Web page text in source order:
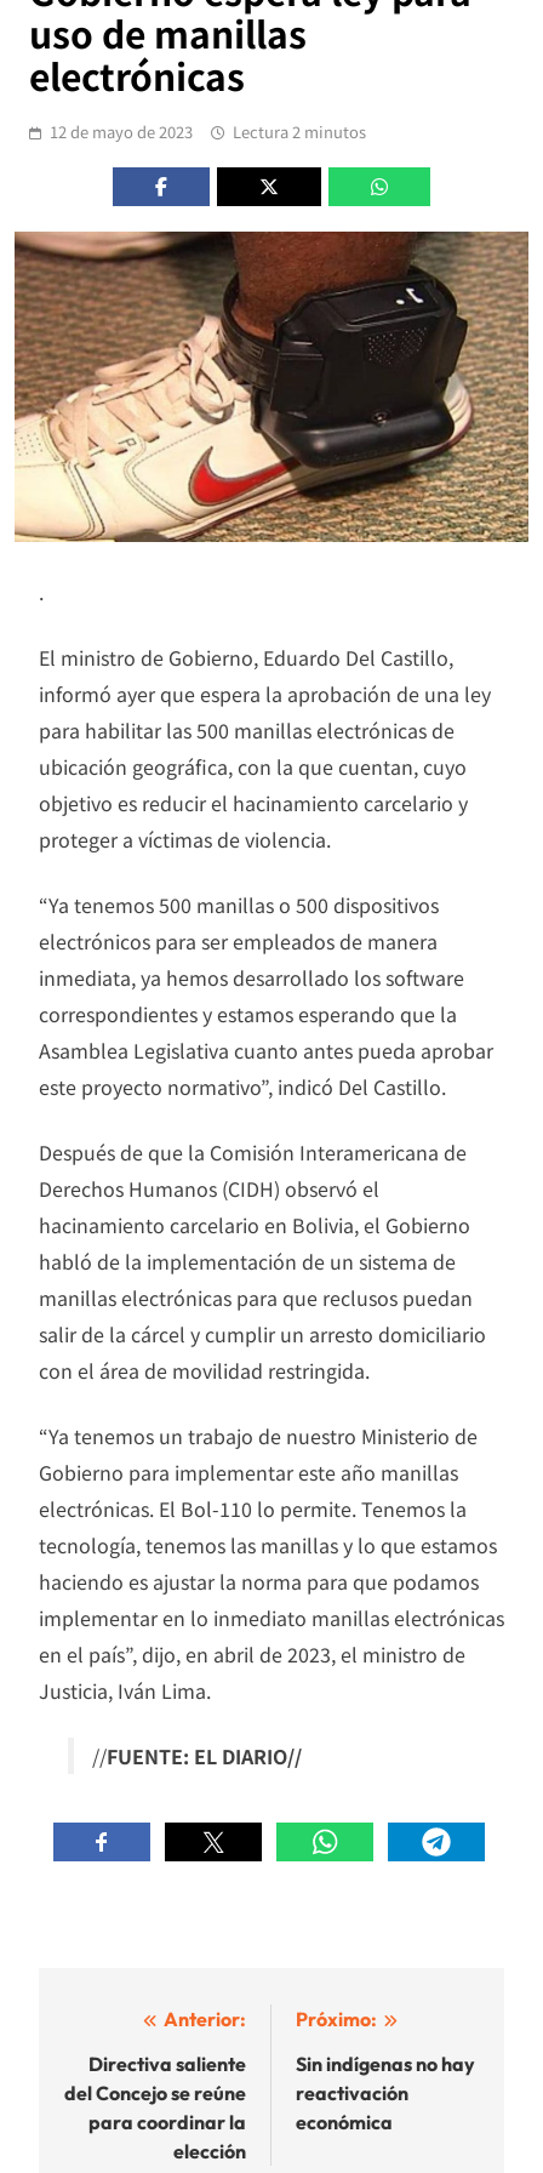
uso de manillas
electrónicas
12 de mayo de 2023 Lectura 2 minutos
.
El ministro de Gobierno, Eduardo Del Castillo,
informó ayer que espera la aprobación de una ley
para habilitar las 500 manillas electrónicas de
ubicación geográfica, con la que cuentan, cuyo
objetivo es reducir el hacinamiento carcelario y
proteger a víctimas de violencia.
“Ya tenemos 500 manillas o 500 dispositivos
electrónicos para ser empleados de manera
inmediata, ya hemos desarrollado los software
correspondientes y estamos esperando que la
Asamblea Legislativa cuanto antes pueda aprobar
este proyecto normativo”, indicó Del Castillo.
Después de que la Comisión Interamericana de
Derechos Humanos (CIDH) observó el
hacinamiento carcelario en Bolivia, el Gobierno
habló de la implementación de un sistema de
manillas electrónicas para que reclusos puedan
salir de la cárcel y cumplir un arresto domiciliario
con el área de movilidad restringida.
“Ya tenemos un trabajo de nuestro Ministerio de
Gobierno para implementar este año manillas
electrónicas. El Bol-110 lo permite. Tenemos la
tecnología, tenemos las manillas y lo que estamos
haciendo es ajustar la norma para que podamos
implementar en lo inmediato manillas electrónicas
en el país”, dijo, en abril de 2023, el ministro de
Justicia, Iván Lima.
//FUENTE: EL DIARIO//
Navegación
de
entradas
Anterior:
Directiva saliente
del Concejo se reúne
para coordinar la
elección
Próximo:
Sin indígenas no hay
reactivación
económica